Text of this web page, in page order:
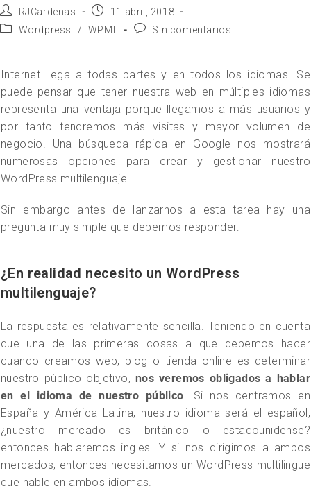
RJCardenas
11 abril, 2018
Wordpress
/ WPML Sin comentarios
Internet llega a todas partes y en todos los idiomas. Se
puede pensar que tener nuestra web en múltiples idiomas
representa una ventaja porque llegamos a más usuarios y
por tanto tendremos más visitas y mayor volumen de
negocio. Una búsqueda rápida en Google nos mostrará
numerosas opciones para crear y gestionar nuestro
WordPress multilenguaje.
Sin embargo antes de lanzarnos a esta tarea hay una
pregunta muy simple que debemos responder:
¿En realidad necesito un WordPress
multilenguaje?
La respuesta es relativamente sencilla. Teniendo en cuenta
que una de las primeras cosas a que debemos hacer
cuando creamos web, blog o tienda online es determinar
nuestro público objetivo, nos veremos obligados a hablar
en el idioma de nuestro público. Si nos centramos en
España y América Latina, nuestro idioma será el español,
¿nuestro mercado es británico o estadounidense?
entonces hablaremos ingles. Y si nos dirigimos a ambos
mercados, entonces necesitamos un WordPress multilingue
que hable en ambos idiomas.